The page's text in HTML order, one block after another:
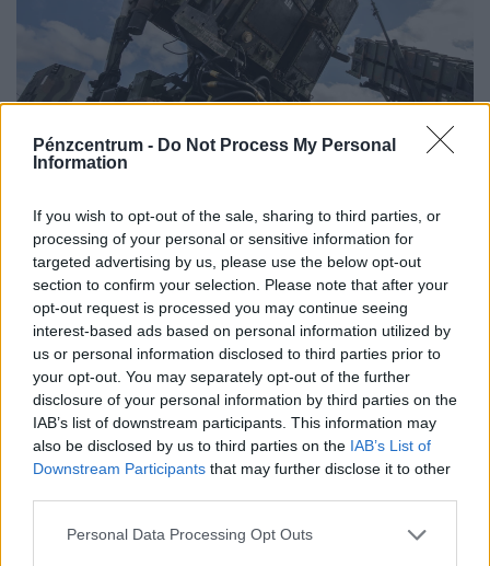
Pénzcentrum - Do Not Process My Personal
Information
If you wish to opt-out of the sale, sharing to third parties, or
processing of your personal or sensitive information for
targeted advertising by us, please use the below opt-out
section to confirm your selection. Please note that after your
opt-out request is processed you may continue seeing
interest-based ads based on personal information utilized by
us or personal information disclosed to third parties prior to
your opt-out. You may separately opt-out of the further
disclosure of your personal information by third parties on the
IAB’s list of downstream participants. This information may
also be disclosed by us to third parties on the IAB’s List of
Downstream Participants that may further disclose it to other
Personal Data Processing Opt Outs
Ledobta a bombát Ukrajna és Európa: potom
amerikaiak büszkeségét
Több mint egy tucat európai hadiipari vállalat fogott
össze az ukrán Fire Pointtal egy új rakétavédelmi
rendszer kifejlesztésére.